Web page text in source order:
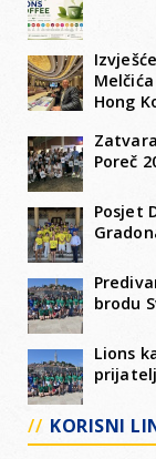
Hong
Poreč
Posjet
brodu
Lions
KORISNI